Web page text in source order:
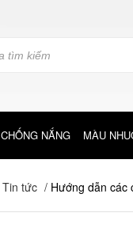
CHỐNG NẮNG MÀU
Tin tức / Hướng dẫn các